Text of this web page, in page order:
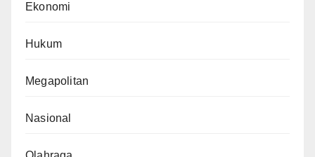
Ekonomi
Hukum
Megapolitan
Nasional